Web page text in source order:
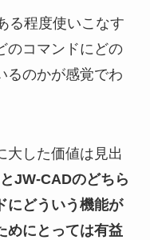
る程度使いこなす
のコマンドにどの
るのかが感覚でわ
大した価値は見出
JW-CADのどちら
にどういう機能が
めにとっては有益